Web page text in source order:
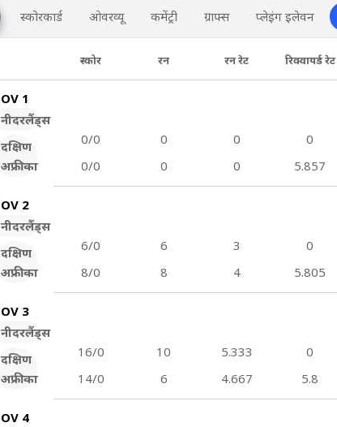
स्कोरकार्ड ओवरव्यू कमेंट्री ग्राफ्स प्लेइंग इलेवन
स्कोर रन रन रेट रिक्वायर्ड रेट
OV 1
नीदरलैंड्स
दक्षिण
अफ्रीका
0/0 0 0 0
0/0
0 0 5.857
OV 2
नीदरलैंड्स
दक्षिण
अफ्रीका
6/0 6 3 0
8/0
8 4 5.805
OV 3
नीदरलैंड्स
दक्षिण
अफ्रीका
16/0 10 5.333 0
14/0
6 4.667 5.8
OV 4